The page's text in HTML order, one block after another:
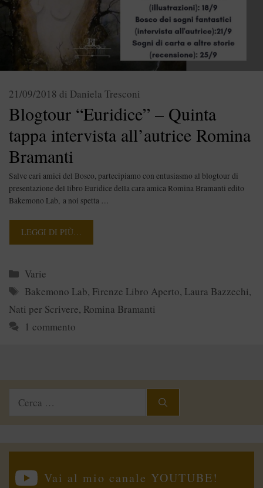
Blogtour “Euridice” – Quinta
tappa intervista all’autrice Romina
Bramanti
21/09/2018 di Daniela Tresconi
Salve cari amici del Bosco, partecipiamo con entusiasmo al blogtour di
presentazione del libro Euridice della cara amica Romina Bramanti edito
Bakemono Lab, a noi spetta …
LEGGI DI PIÙ…
Categorie
Varie
Tag
Bakemono Lab, Firenze Libro Aperto, Laura Bazzechi,
Nati per Scrivere, Romina Bramanti
1 commento
Ricerca
Vai al mio canale YOUTUBE!